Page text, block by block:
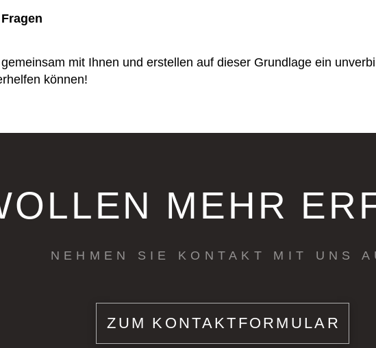
mit Ihnen und erstellen auf dieser Grundlage ein
können!
MEHR
NEHMEN SIE KONTAKT MIT UNS
ZUM KONTAKTFORMULAR